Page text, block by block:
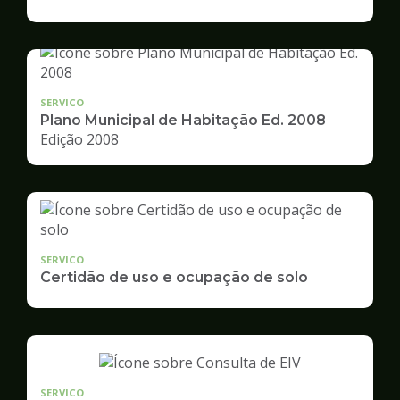
Desenvolvimento
Urbano
SERVICO
Plano Municipal de Habitação Ed. 2008
Edição 2008
SERVICO
Certidão de uso e ocupação de solo
SERVICO